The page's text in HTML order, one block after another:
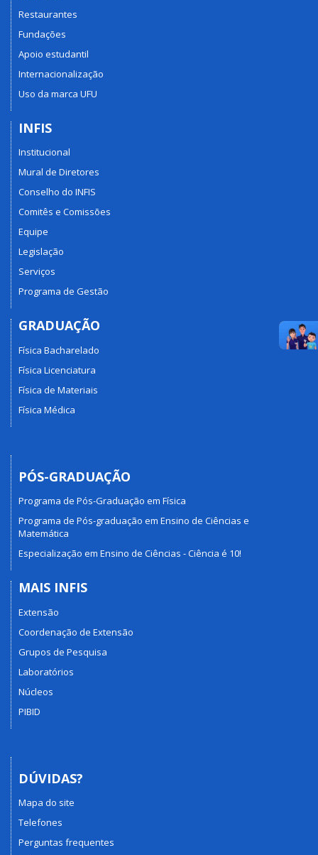
Restaurantes
Fundações
Apoio estudantil
Internacionalização
Uso da marca UFU
INFIS
Institucional
Mural de Diretores
Conselho do INFIS
Comitês e Comissões
Equipe
Legislação
Serviços
Programa de Gestão
GRADUAÇÃO
Física Bacharelado
Física Licenciatura
Física de Materiais
Física Médica
PÓS-GRADUAÇÃO
Programa de Pós-Graduação em Física
Programa de Pós-graduação em Ensino de Ciências e
Matemática
Especialização em Ensino de Ciências - Ciência é 10!
MAIS INFIS
Extensão
Coordenação de Extensão
Grupos de Pesquisa
Laboratórios
Núcleos
PIBID
DÚVIDAS?
Mapa do site
Telefones
Perguntas frequentes